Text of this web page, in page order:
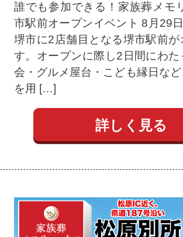
誰でも参加できる！家族葬メモ
市駅前オープンイベント 8月29
堺市に2店舗目となる堺市駅前が
す。オープンに際し2日間にわた
会・グルメ屋台・こども縁日な
を用 […]
詳しく見る